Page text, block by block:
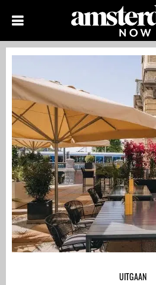
UITGAAN